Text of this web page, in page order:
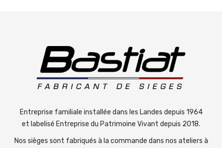
Entreprise familiale installée dans les Landes depuis 1964
et labelisé Entreprise du Patrimoine Vivant depuis 2018.
Nos sièges sont fabriqués à la commande dans nos ateliers à